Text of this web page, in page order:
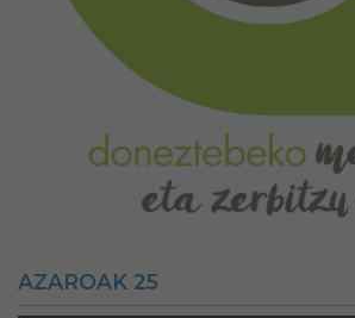
AZAROAK 25